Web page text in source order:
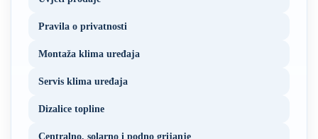
Pravila o privatnosti
Montaža klima uređaja
Servis klima uređaja
Dizalice topline
Centralno, solarno i podno grijanje